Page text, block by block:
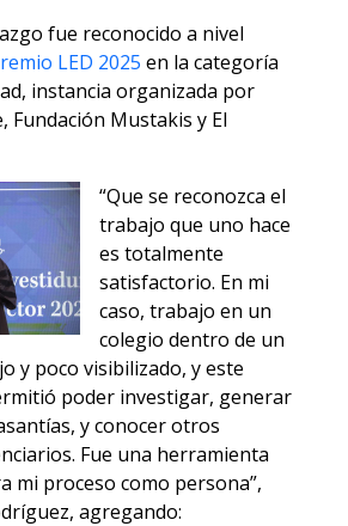
fue reconocido a nivel
LED 2025 en la categoría
instancia organizada por
Fundación Mustakis y El
“Que se reconozca el
trabajo que uno hace
es totalmente
satisfactorio. En mi
caso, trabajo en un
colegio dentro de un
y poco visibilizado, y este
poder investigar, generar
y conocer otros
Fue una herramienta
mi proceso como persona”,
agregando: